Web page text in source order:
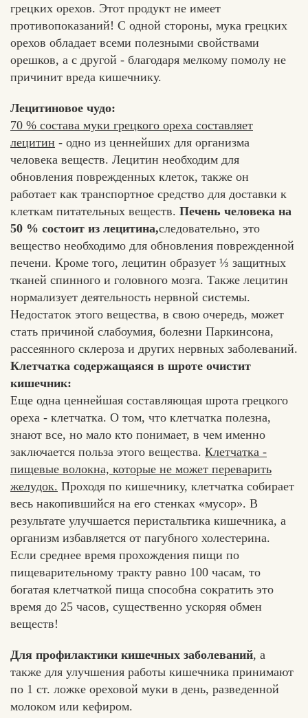
Хлеб
грецких орехов. Этот продукт не имеет
противопоказаний! С одной стороны, мука грецких
орехов обладает всеми полезными свойствами
орешков, а с другой - благодаря мелкому помолу не
причинит вреда кишечнику.
Лецитиновое чудо:
70 % состава муки грецкого ореха составляет
лецитин - одно из ценнейших для организма
человека веществ. Лецитин необходим для
обновления поврежденных клеток, также он
работает как транспортное средство для доставки к
клеткам питательных веществ. Печень человека на
50 % состоит из лецитина,следовательно, это
вещество необходимо для обновления поврежденной
печени. Кроме того, лецитин образует ⅓ защитных
тканей спинного и головного мозга. Также лецитин
нормализует деятельность нервной системы.
Недостаток этого вещества, в свою очередь, может
стать причиной слабоумия, болезни Паркинсона,
рассеянного склероза и других нервных заболеваний.
Клетчатка содержащаяся в шроте очистит
кишечник:
Еще одна ценнейшая составляющая шрота грецкого
ореха - клетчатка. О том, что клетчатка полезна,
знают все, но мало кто понимает, в чем именно
заключается польза этого вещества. Клетчатка -
пищевые волокна, которые не может переварить
желудок. Проходя по кишечнику, клетчатка собирает
весь накопившийся на его стенках «мусор». В
результате улучшается перистальтика кишечника, а
организм избавляется от пагубного холестерина.
Если среднее время прохождения пищи по
пищеварительному тракту равно 100 часам, то
богатая клетчаткой пища способна сократить это
время до 25 часов, существенно ускоряя обмен
веществ!
Для профилактики кишечных заболеваний, а
также для улучшения работы кишечника принимают
по 1 ст. ложке ореховой муки в день, разведенной
молоком или кефиром.